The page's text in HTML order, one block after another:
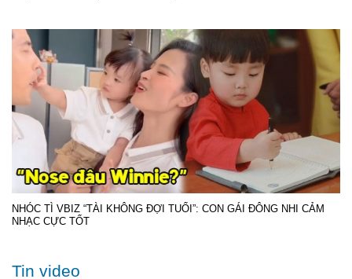
NHÓC TÌ VBIZ “TÀI KHÔNG ĐỢI TUỔI”: CON GÁI ĐÔNG NHI CẢM
NHẠC CỰC TỐT
Tin video